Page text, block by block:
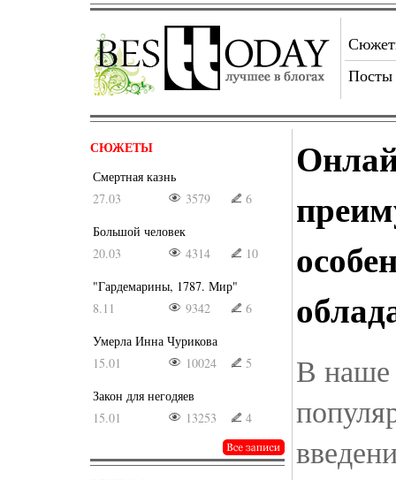
Посты
СЮЖЕТЫ
Смертная казнь
27.03
3579
6
Большой человек
20.03
4314
10
"Гардемарины, 1787. Мир"
8.11
9342
6
Умерла Инна Чурикова
15.01
10024
5
Закон для негодяев
15.01
13253 4
В наше